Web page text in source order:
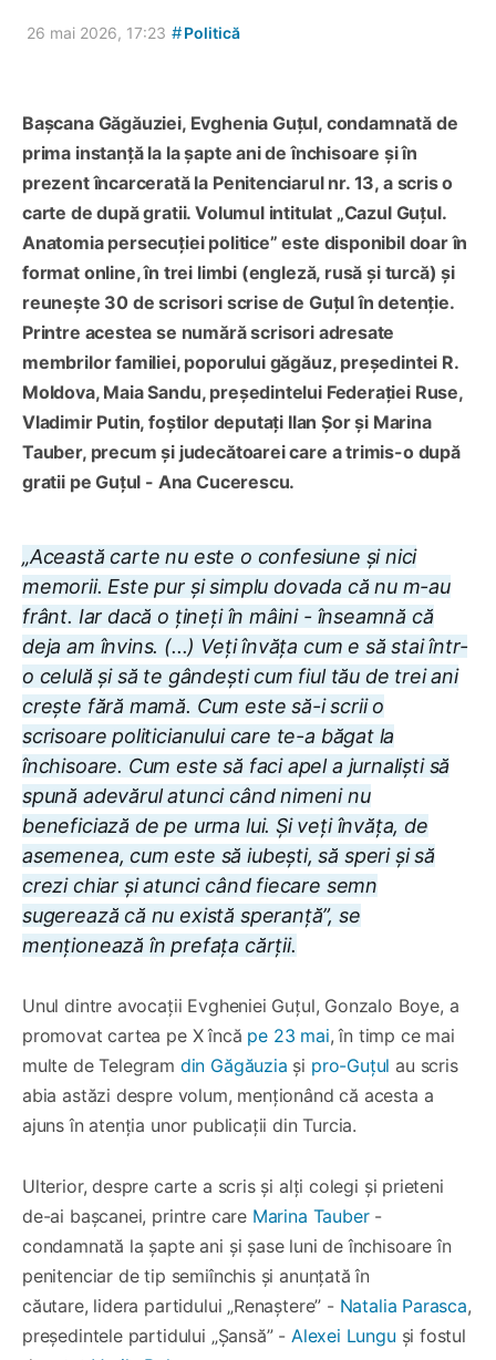
26 mai 2026, 17:23 #Politică
Bașcana Găgăuziei, Evghenia Guțul, condamnată de
prima instanță la la șapte ani de închisoare și în
prezent încarcerată la Penitenciarul nr. 13, a scris o
carte de după gratii. Volumul intitulat „Cazul Guțul.
Anatomia persecuției politice” este disponibil doar în
format online, în trei limbi (engleză, rusă și turcă) și
reunește 30 de scrisori scrise de Guțul în detenție.
Printre acestea se numără scrisori adresate
membrilor familiei, poporului găgăuz, președintei R.
Moldova, Maia Sandu, președintelui Federației Ruse,
Vladimir Putin, foștilor deputați Ilan Șor și Marina
Tauber, precum și judecătoarei care a trimis-o după
gratii pe Guțul - Ana Cucerescu.
„Această carte nu este o confesiune și nici
memorii. Este pur și simplu dovada că nu m-au
frânt. Iar dacă o țineți în mâini - înseamnă că
deja am învins. (...) Veți învăța cum e să stai într-
o celulă și să te gândești cum fiul tău de trei ani
crește fără mamă. Cum este să-i scrii o
scrisoare politicianului care te-a băgat la
închisoare. Cum este să faci apel a jurnaliști să
spună adevărul atunci când nimeni nu
beneficiază de pe urma lui. Și veți învăța, de
asemenea, cum este să iubești, să speri și să
crezi chiar și atunci când fiecare semn
sugerează că nu există speranță”, se
menționează în prefața cărții.
Unul dintre avocații Evgheniei Guțul, Gonzalo Boye, a
promovat cartea pe X încă pe 23 mai, în timp ce mai
multe de Telegram din Găgăuzia și pro-Guțul au scris
abia astăzi despre volum, menționând că acesta a
ajuns în atenția unor publicații din Turcia.
Ulterior, despre carte a scris și alți colegi și prieteni
de-ai bașcanei, printre care Marina Tauber-
condamnată la șapte ani și șase luni de închisoare în
penitenciar de tip semiînchis și anunțată în
căutare, lidera partidului „Renaștere” - Natalia Parasca,
președintele partidului „Șansă” - Alexei Lungu și fostul